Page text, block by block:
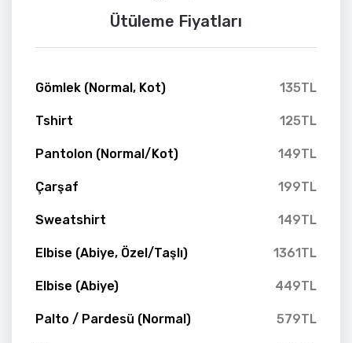
Ütüleme Fiyatları
Gömlek (Normal, Kot) 135TL
Tshirt 125TL
Pantolon (Normal/Kot) 149TL
Çarşaf 199TL
Sweatshirt 149TL
Elbise (Abiye, Özel/Taşlı) 1361TL
Elbise (Abiye) 449TL
Palto / Pardesü (Normal) 579TL